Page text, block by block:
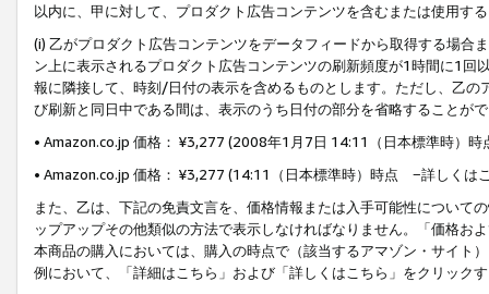
以内に、甲に対して、プロダクト広告コンテンツを含むまたは使用す
(i) 乙がプロダクト広告コンテンツをデータフィードから取得する場合
ン上に表示されるプロダクト広告コンテンツの刷新頻度が1時間に1
報に隣接して、時刻/日付の表示を含めるものとします。ただし、乙
び刷新と同日中である間は、表示のうち日付の部分を省略することが
• Amazon.co.jp 価格： ¥3,277 (2008年1月7日 14:11（日本標準時）
• Amazon.co.jp 価格： ¥3,277 (14:11（日本標準時）時点 −詳しくは
また、乙は、下記の免責文言を、価格情報または入手可能性について
ップアップその他類似の方法で表示しなければなりません。「価格
本商品の購入においては、購入の時点で（該当するアマゾン・サイト
例において、「詳細はこちら」および「詳しくはこちら」をクリック